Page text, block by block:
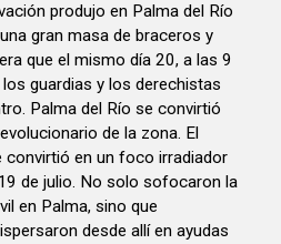
produjo en Palma del Río
gran masa de braceros y
que el mismo día 20, a las 9
guardias y los derechistas
Palma del Río se convirtió
de la zona. El
convirtió en un foco irradiador
de julio. No solo sofocaron la
en Palma, sino que
desde allí en ayudas